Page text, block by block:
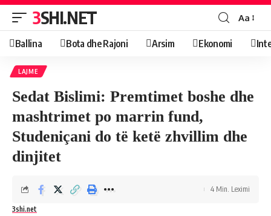
3SHI.NET Aa
Ballina Bota dhe Rajoni Arsim Ekonomi
LAJME
Sedat Bislimi: Premtimet boshe dhe
mashtrimet po marrin fund,
Studeniçani do të ketë zhvillim dhe
dinjitet
3shi.net
4 Min. Leximi